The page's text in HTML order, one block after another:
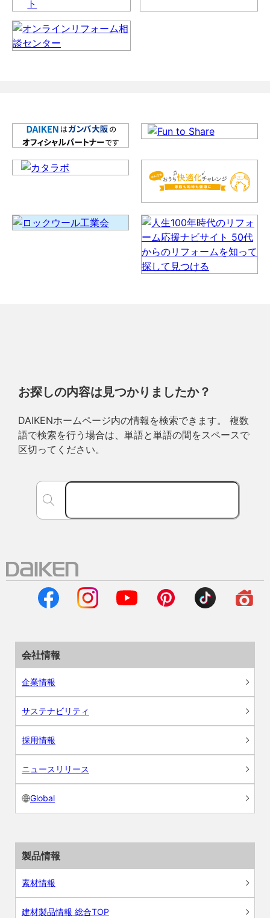
お探しの内容は見つかりましたか？
DAIKENホームページ内の情報を検索できます。 複数
語で検索を行う場合は、単語と単語の間をスペースで
区切ってください。
会社情報
企業情報
サステナビリティ
採用情報
ニュースリリース
Global
製品情報
素材情報
建材製品情報 総合TOP